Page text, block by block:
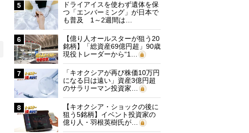
5
ドライアイスを使わず遺体を保
つ「エンバーミング」が日本で
も普及 1～2週間は…
6
【億り人オールスターが狙う20
銘柄】「総資産69億円超」90歳
現役トレーダーから“1…
7
「キオクシアが再び株価10万円
になる日は遠い」資産3億円超
のサラリーマン投資家…
8
【キオクシア・ショックの後に
狙う5銘柄】イベント投資家の
億り人・羽根英樹氏が…